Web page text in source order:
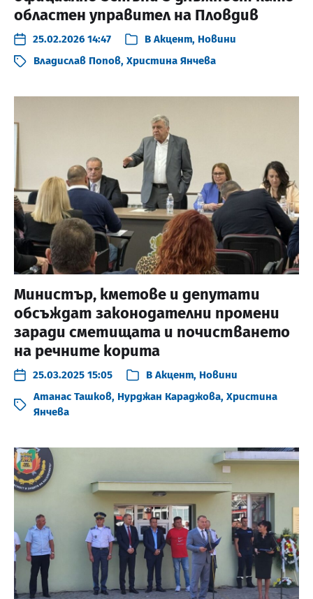
областен управител на Пловдив
25.02.2026 14:47 В Акцент, Новини
Владислав Попов, Христина Янчева
Министър, кметове и депутати
обсъждат законодателни промени
заради сметищата и почистването
на речните корита
25.03.2025 15:05 В Акцент, Новини
Атанас Ташков, Нурджан Караджова, Христина
Янчева